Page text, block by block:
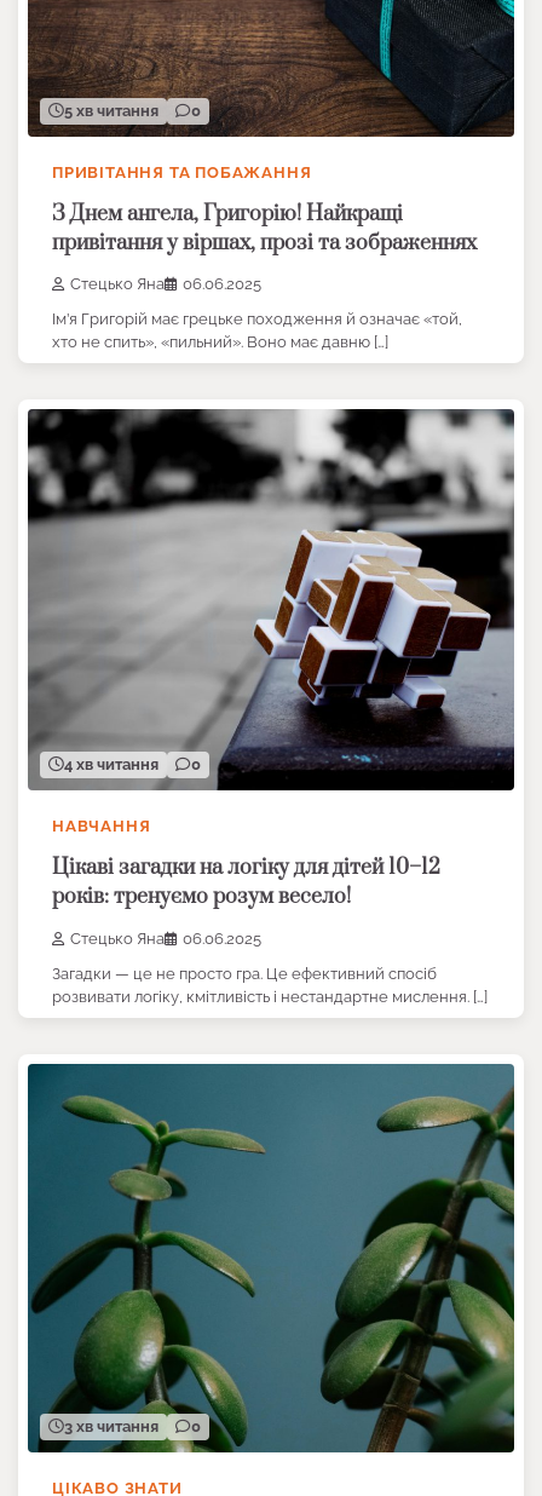
5 хв читання 0
ПРИВІТАННЯ ТА ПОБАЖАННЯ
З Днем ангела, Григорію! Найкращі
привітання у віршах, прозі та зображеннях
Стецько Яна
06.06.2025
Ім’я Григорій має грецьке походження й означає «той,
хто не спить», «пильний». Воно має давню […]
4 хв читання 0
НАВЧАННЯ
Цікаві загадки на логіку для дітей 10–12
років: тренуємо розум весело!
Стецько Яна
06.06.2025
Загадки — це не просто гра. Це ефективний спосіб
розвивати логіку, кмітливість і нестандартне мислення. […]
3 хв читання 0
ЦІКАВО ЗНАТИ